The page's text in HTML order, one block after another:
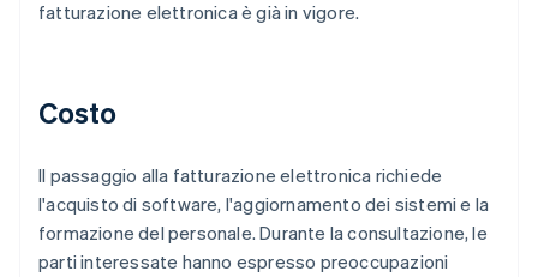
fatturazione elettronica è già in vigore.
Costo
Il passaggio alla fatturazione elettronica richiede
l'acquisto di software, l'aggiornamento dei sistemi e la
formazione del personale. Durante la consultazione, le
parti interessate hanno espresso preoccupazioni